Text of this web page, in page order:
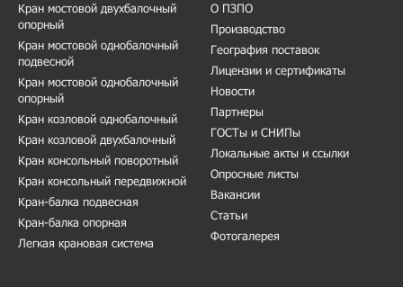
Кран мостовой двухбалочный
опорный
Кран мостовой однобалочный
подвесной
Кран мостовой однобалочный
опорный
Кран козловой однобалочный
Кран козловой двухбалочный
Кран консольный поворотный
Кран консольный передвижной
Кран-балка подвесная
Кран-балка опорная
Легкая крановая система
О ПЗПО
Производство
География поставок
Лицензии и сертификаты
Новости
Партнеры
ГОСТы и СНИПы
Локальные акты и ссылки
Опросные листы
Вакансии
Статьи
Фотогалерея